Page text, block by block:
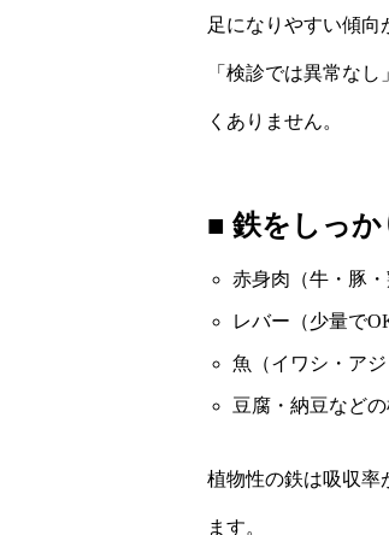
足になりやすい傾向
「検診では異常な
くありません。
■ 鉄をしっ
赤身肉（牛・豚・
レバー（少量で
魚（イワシ・アジ
豆腐・納豆など
植物性の鉄は吸収率
ます。